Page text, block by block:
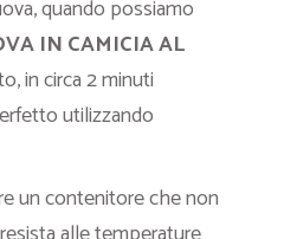
quando possiamo
IN CAMICIA AL
in circa 2 minuti
utilizzando
un contenitore che non